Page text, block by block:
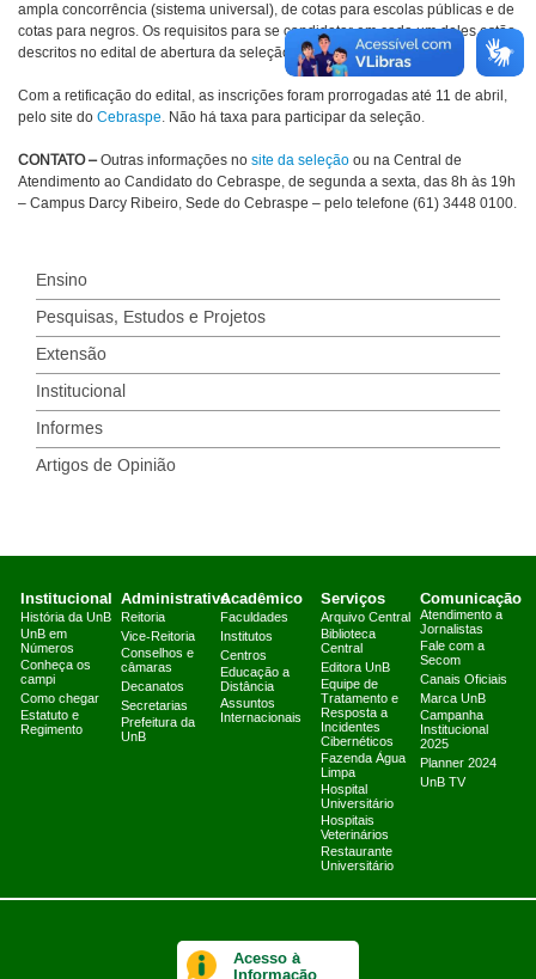
ampla concorrência (sistema universal), de cotas para escolas públicas e de
cotas para negros. Os requisitos para se candidatar em cada um deles estão
descritos no edital de abertura da seleção.
Com a retificação do edital, as inscrições foram prorrogadas até 11 de abril,
pelo site do Cebraspe. Não há taxa para participar da seleção.
CONTATO –Outras informações no site da seleção ou na Central de
Atendimento ao Candidato do Cebraspe, de segunda a sexta, das 8h às 19h
– Campus Darcy Ribeiro, Sede do Cebraspe – pelo telefone (61) 3448 0100.
Ensino
Pesquisas, Estudos e Projetos
Extensão
Institucional
Informes
Artigos de Opinião
Institucional
História da UnB
UnB em
Números
Conheça os
campi
Como chegar
Estatuto e
Regimento
Administrativo
Reitoria
Vice-Reitoria
Conselhos e
câmaras
Decanatos
Secretarias
Prefeitura da
UnB
Acadêmico
Faculdades
Institutos
Centros
Educação a
Distância
Assuntos
Internacionais
Serviços
Arquivo Central
Biblioteca
Central
Editora UnB
Equipe de
Tratamento e
Resposta a
Incidentes
Cibernéticos
Fazenda Água
Limpa
Hospital
Universitário
Hospitais
Veterinários
Restaurante
Universitário
Comunicação
Atendimento a
Jornalistas
Fale com a
Secom
Canais Oficiais
Marca UnB
Campanha
Institucional
2025
Planner 2024
UnB TV
Acesso à